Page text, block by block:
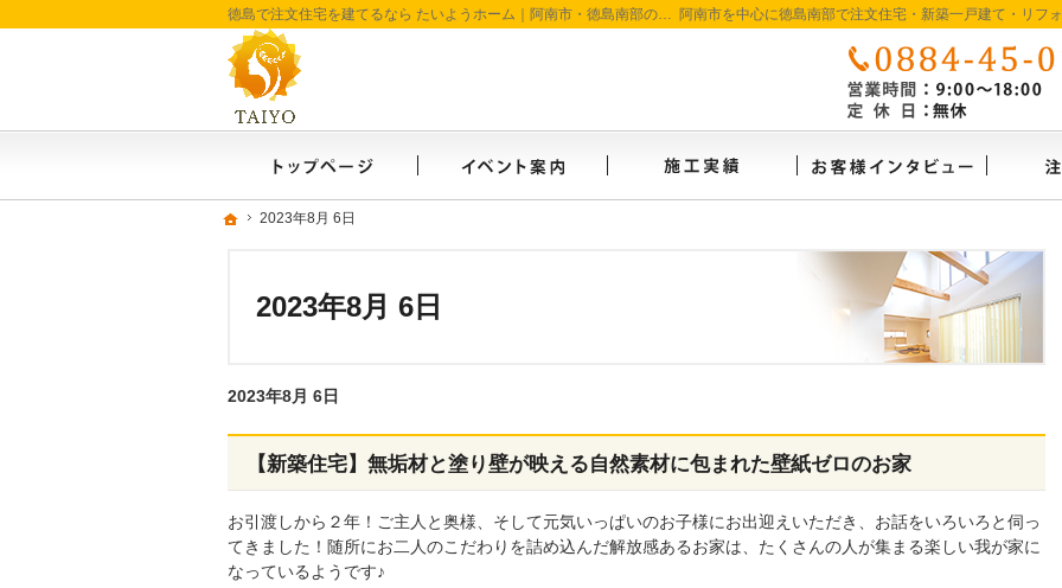
ホーム
2023年8月 6日
2023年8月 6日
徳島で注文住宅を建てるなら たいようホーム｜阿南市・徳島南部の地域密着工務店
2023年8月 6日
【新築住宅】無垢材と塗り壁が映える自然素材に包まれた壁紙ゼロのお家
お引渡しから２年！ご主人と奥様、そして元気いっぱいのお子様にお出迎えいただき、お話をいろいろと伺っ
てきました！随所にお二人のこだわりを詰め込んだ解放感あるお家は、たくさんの人が集まる楽しい我が家に
なっているようです♪
ホーム
2023年8月 6日